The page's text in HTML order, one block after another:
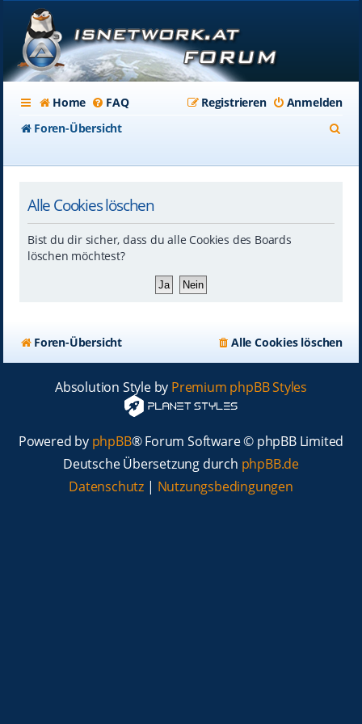
Home FAQ Anmelden
Registrieren
Foren-Übersicht
Alle Cookies löschen
Bist du dir sicher, dass du alle Cookies des Boards
löschen möchtest?
Foren-Übersicht Alle Cookies löschen
Absolution Style by Premium phpBB Styles
Powered by phpBB® Forum Software © phpBB Limited
Deutsche Übersetzung durch phpBB.de
Datenschutz | Nutzungsbedingungen